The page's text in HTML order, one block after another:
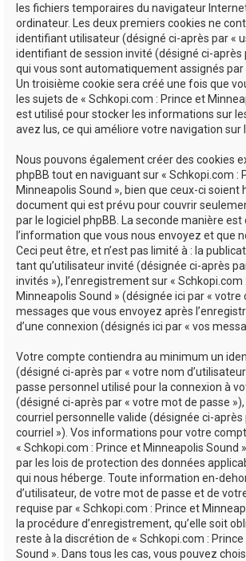
les fichiers temporaires du navigateur
ordinateur. Les deux premiers cookies ne
identifiant utilisateur (désigné ci-après par «
identifiant de session invité (désigné ci-après
qui vous sont automatiquement assignés par
Un troisième cookie sera créé une fois que
les sujets de « Schkopi.com : Prince et
est utilisé pour stocker les informations sur
avez lus, ce qui améliore votre navigation sur
Nous pouvons également créer des cookies
phpBB tout en naviguant sur « Schkopi.com :
Minneapolis Sound », bien que ceux-ci soient
document qui est prévu pour couvrir
par le logiciel phpBB. La seconde manière
l’information que vous nous envoyez et que
Ceci peut être, et n’est pas limité à : la
tant qu’utilisateur invité (désignée ci-après
invités »), l’enregistrement sur « Schkopi.com
Minneapolis Sound » (désignée ici par « votre
messages que vous envoyez après
d’une connexion (désignés ici par « vos
Votre compte contiendra au minimum un
(désigné ci-après par « votre nom
passe personnel utilisé pour la connexion à
(désigné ci-après par « votre mot de passe
courriel personnelle valide (désignée ci-après
courriel »). Vos informations pour votre
« Schkopi.com : Prince et Minneapolis Sound
par les lois de protection des données
qui nous héberge. Toute information en-
d’utilisateur, de votre mot de passe et de
requise par « Schkopi.com : Prince et
la procédure d’enregistrement, qu’elle soit
reste à la discrétion de « Schkopi.com :
Sound ». Dans tous les cas, vous pouvez